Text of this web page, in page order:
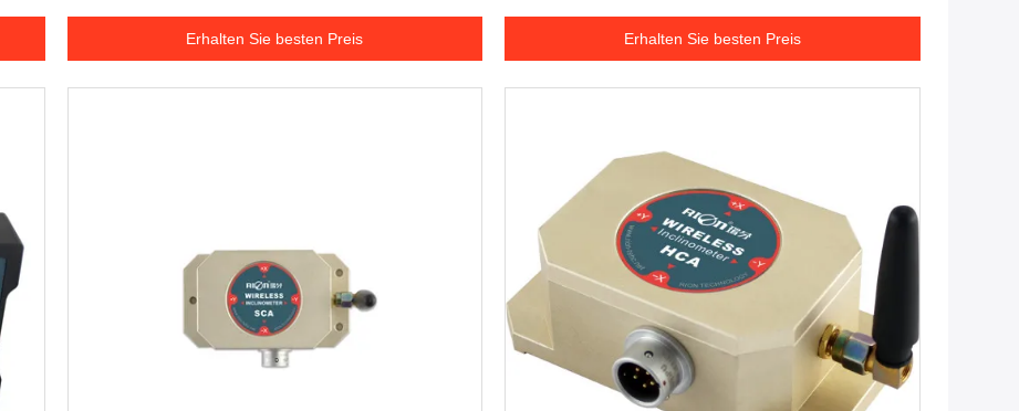
Erhalten Sie besten Preis Erhalten Sie besten Preis